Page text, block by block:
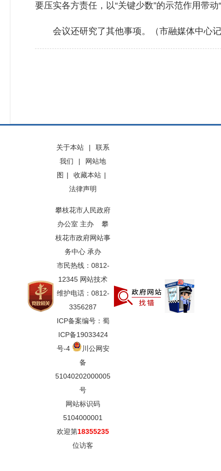
要压实各方责任，以“关键少数”的示范作用带
会议还研究了其他事项。（市融媒体中心
关于本站 |
联系
我们
|
网站地
图 | 收藏本站 |
法律声明
攀枝花市人民政府
办公室 主办 攀
枝花市政府网站事
务中心 承办
市民热线：0812-
12345 网站技术
维护电话：0812-
3356287
ICP备案编号：蜀
ICP备19033424
号-4
川公网安
备
51040202000005
号
网站标识码
5104000001
欢迎第18355235
位访客